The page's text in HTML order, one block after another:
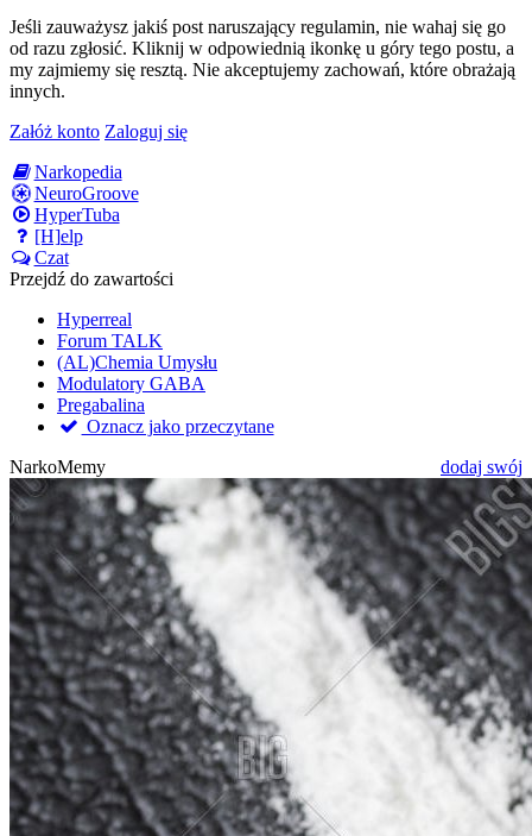
Jeśli zauważysz jakiś post naruszający regulamin, nie wahaj się go
od razu zgłosić. Kliknij w odpowiednią ikonkę u góry tego postu, a
my zajmiemy się resztą. Nie akceptujemy zachowań, które obrażają
innych.
Załóż konto Zaloguj się
Narkopedia
NeuroGroove
HyperTuba
[H]elp
Czat
Przejdź do zawartości
Hyperreal
Forum TALK
(AL)Chemia Umysłu
Modulatory GABA
Pregabalina
Oznacz jako przeczytane
NarkoMemy
dodaj swój